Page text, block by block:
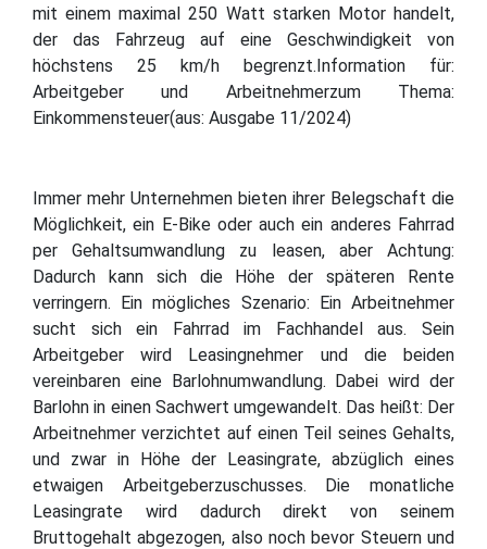
mit einem maximal 250 Watt starken Motor handelt,
der das Fahrzeug auf eine Geschwindigkeit von
höchstens 25 km/h begrenzt.Information für:
Arbeitgeber und Arbeitnehmerzum Thema:
Einkommensteuer(aus: Ausgabe 11/2024)
Immer mehr Unternehmen bieten ihrer Belegschaft die
Möglichkeit, ein E-Bike oder auch ein anderes Fahrrad
per Gehaltsumwandlung zu leasen, aber Achtung:
Dadurch kann sich die Höhe der späteren Rente
verringern. Ein mögliches Szenario: Ein Arbeitnehmer
sucht sich ein Fahrrad im Fachhandel aus. Sein
Arbeitgeber wird Leasingnehmer und die beiden
vereinbaren eine Barlohnumwandlung. Dabei wird der
Barlohn in einen Sachwert umgewandelt. Das heißt: Der
Arbeitnehmer verzichtet auf einen Teil seines Gehalts,
und zwar in Höhe der Leasingrate, abzüglich eines
etwaigen Arbeitgeberzuschusses. Die monatliche
Leasingrate wird dadurch direkt von seinem
Bruttogehalt abgezogen, also noch bevor Steuern und